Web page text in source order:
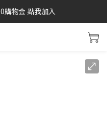
兩件85折
購物金 點我加入
兩件85折